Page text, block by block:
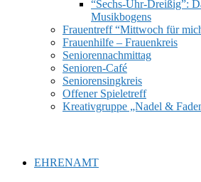
“Sechs-Uhr-Dreißig”:
Musikbogens
Frauentreff “Mittwoch für
Frauenhilfe – Frauenkreis
Seniorennachmittag
Senioren-Café
Seniorensingkreis
Offener Spieletreff
Kreativgruppe „Nadel &
EHRENAMT